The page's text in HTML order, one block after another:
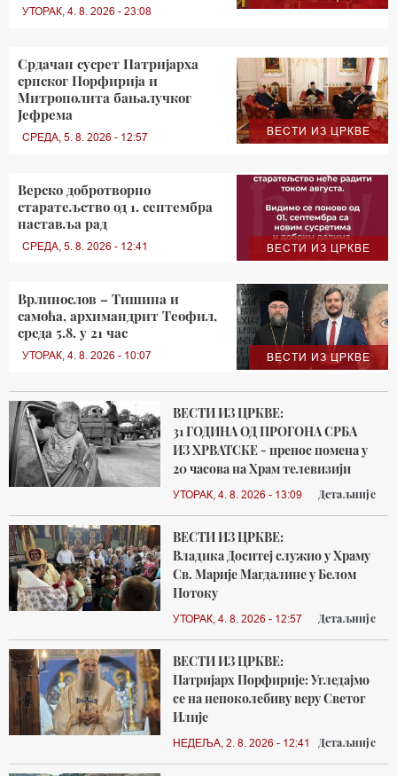
УТОРАК, 4. 8. 2026 - 23:08
ВЕСТИ ИЗ ЦРКВЕ
Срдачан сусрет Патријарха
српског Порфирија и
Митрополита бањалучког
Јефрема
СРЕДА, 5. 8. 2026 - 12:57
ВЕСТИ ИЗ ЦРКВЕ
Верско добротворно
старатељство од 1. септембра
наставља рад
СРЕДА, 5. 8. 2026 - 12:41
ВЕСТИ ИЗ ЦРКВЕ
Врлинослов – Тишина и
самоћа, архимандрит Теофил,
среда 5.8. у 21 час
УТОРАК, 4. 8. 2026 - 10:07
ВЕСТИ ИЗ ЦРКВЕ:
31 ГОДИНА ОД ПРОГОНА СРБА
ИЗ ХРВАТСКЕ - пренос помена у
20 часова на Храм телевизији
УТОРАК, 4. 8. 2026 - 13:09 Детаљније
ВЕСТИ ИЗ ЦРКВЕ:
Владика Доситеј служио у Храму
Св. Марије Магдалине у Белом
Потоку
УТОРАК, 4. 8. 2026 - 12:57 Детаљније
ВЕСТИ ИЗ ЦРКВЕ:
Патријарх Порфирије: Угледајмо
се на непоколебиву веру Светог
Илије
НЕДЕЉА, 2. 8. 2026 - 12:41 Детаљније